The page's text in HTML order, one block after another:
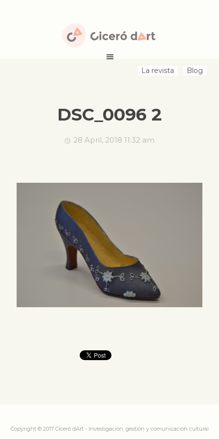
Blog
La revista
DSC_0096 2
28 April, 2018 11:32 am
Copyright © 2017 Ciceró dArt - Investigación, gestión y comunicación cultural